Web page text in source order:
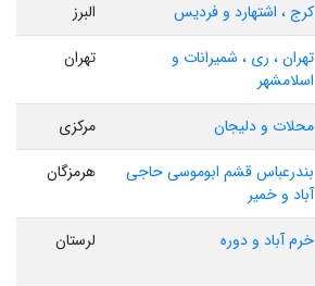
کرج ، اشتهارد و فردیس
البرز
تهران ، ری ، شمیرانات و
اسلامشهر
تهران
محلات و دلیجان
مرکزی
بندرعباس قشم ابوموسی حاجی
آباد و خمیر
هرمزگان
خرم آباد و دوره لرستان